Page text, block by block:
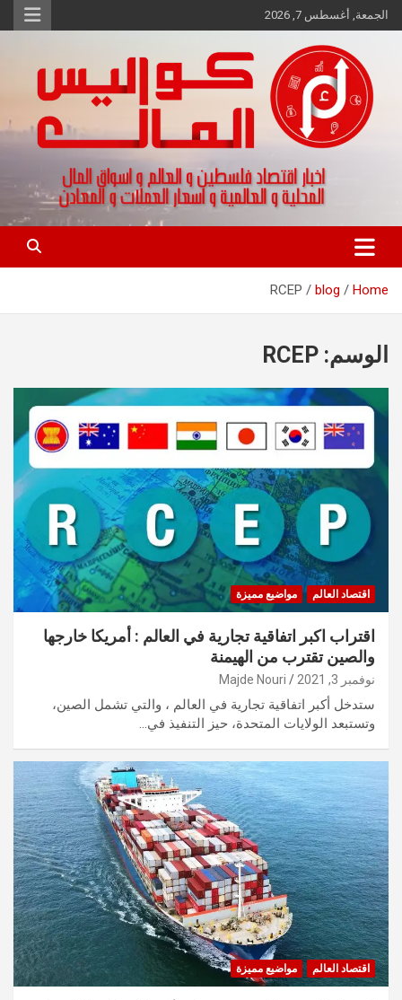
Skip
to
الجمعة, أغسطس 7, 2026
كواليس المال
اخبار اقتصاد فلسطين و العالم و تقارير اسواق المال و العملات
Home
blog
RCEP
الوسم: RCEP
اقتصاد العالم مواضيع مميزة
اقتراب اكبر اتفاقية تجارية في العالم : أمريكا خارجها
والصين تقترب من الهيمنة
نوفمبر 3, 2021 Majde Nouri
ستدخل أكبر اتفاقية تجارية في العالم ، والتي تشمل الصين،
وتستبعد الولايات المتحدة، حيز التنفيذ في…
اقتصاد العالم مواضيع مميزة